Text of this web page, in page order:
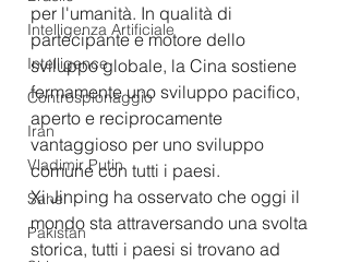
Intelligenza Artificiale
Intelligence
Controspionaggio
Iran
Vladimir Putin
Sahel
Pakistan
per l'umanità. In qualità di
partecipante e motore dello
sviluppo globale, la Cina sostiene
fermamente uno sviluppo pacifico,
aperto e reciprocamente
vantaggioso per uno sviluppo
comune con tutti i paesi.
Xi Jinping ha osservato che oggi il
mondo sta attraversando una svolta
storica, tutti i paesi si trovano ad